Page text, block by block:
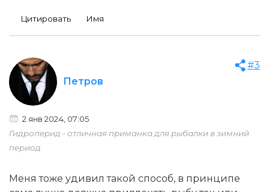
Цитировать Имя
Петров
#3
2 янв 2024, 07:05
Гидроперид - отличная приманка для рыбалки в зимний
период
Меня тоже удивил такой способ, в принципе